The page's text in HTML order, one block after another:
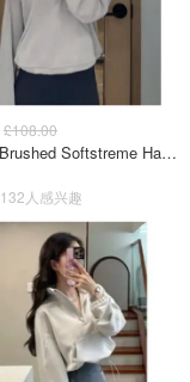
£108.00
lululemon Brushed Softstreme Half Zip 半拉链上衣
132人感兴趣